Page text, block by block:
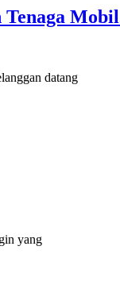
datang
yang